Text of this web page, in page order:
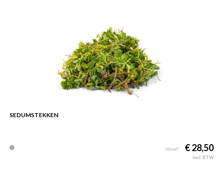
SEDUMSTEKKEN
Vanaf: € 28,50
Incl. BTW